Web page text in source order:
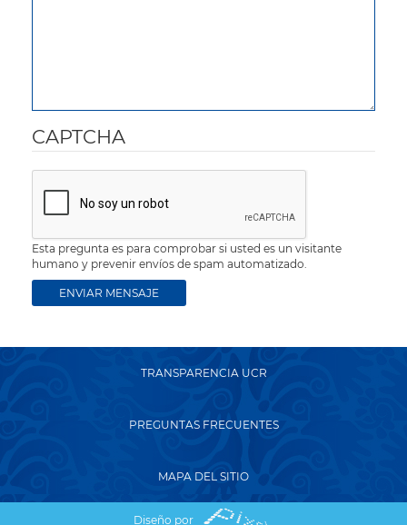
CAPTCHA
Esta pregunta es para comprobar si usted es un visitante
humano y prevenir envíos de spam automatizado.
TRANSPARENCIA UCR
PREGUNTAS FRECUENTES
MAPA DEL SITIO
Diseño por